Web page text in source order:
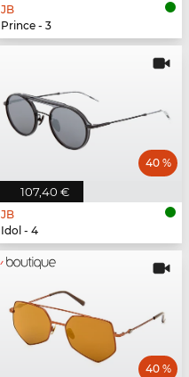
JB
Prince - 3
107,40 €
40 %
JB
Idol - 4
40 %